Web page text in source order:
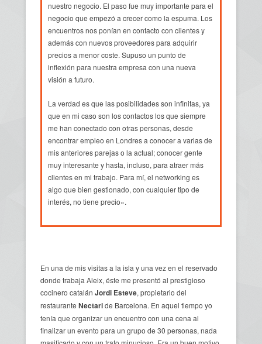
nuestro negocio. El paso fue muy importante para el
negocio que empezó a crecer como la espuma. Los
encuentros nos ponían en contacto con clientes y
además con nuevos proveedores para adquirir
precios a menor coste. Supuso un punto de
inflexión para nuestra empresa con una nueva
visión a futuro.
La verdad es que las posibilidades son infinitas, ya
que en mi caso son los contactos los que siempre
me han conectado con otras personas, desde
encontrar empleo en Londres a conocer a varias de
mis anteriores parejas o la actual; conocer gente
muy interesante y hasta, incluso, para atraer más
clientes en mi trabajo. Para mí, el networking es
algo que bien gestionado, con cualquier tipo de
interés, no tiene precio».
En una de mis visitas a la isla y una vez en el reservado
donde trabaja Aleix, éste me presentó al prestigioso
cocinero catalán Jordi Esteve, propietario del
restaurante Nectaride Barcelona. En aquel tiempo yo
tenía que organizar un encuentro con una cena al
finalizar un evento para un grupo de 30 personas, nada